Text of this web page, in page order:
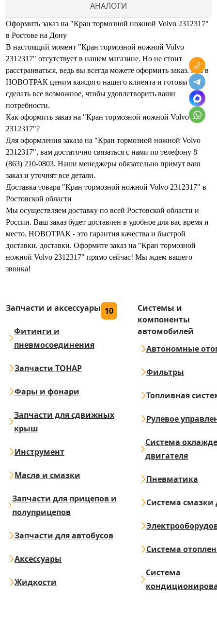
АНАЛОГИ
Оформить заказ на "Кран тормозной ножной Volvo 2312317"
в Ростове на Дону
В настоящий момент "Кран тормозной ножной Volvo
2312317" отсутствует в нашем магазине. Но не стоит
расстраиваться, ведь вы всегда можете оформить заказ. Мы в
НОВОТРАК ценим каждого нашего клиента и готовы
сделать все возможное, чтобы удовлетворить ваши
потребности.
Как оформить заказ на "Кран тормозной ножной Volvo
2312317"?
Для оформления заказа на "Кран тормозной ножной Volvo
2312317", вам достаточно связаться с нами по телефону 8
(863) 210-0803. Наши менеджеры обязательно примут ваш
заказ и уточнят все детали.
Доставка товара "Кран тормозной ножной Volvo 2312317" в
Ростовской области
Мы осуществляем доставку по всей Ростовской области и
России. Ваш заказ будет доставлен в удобное для вас время и
место. НОВОТРАК - это гарантия качества и быстрой
доставки. доставки. Оформите заказ на "Кран тормозной
ножной Volvo 2312317" прямо сейчас! Мы ждем вашего
звонка!
Запчасти и аксессуары 10
Фитинги и
пневмосоединения
Запчасти ТОНАР
Фары и фонари
Запчасти для сдвижных
крыш
Инструмент
Масла и смазки
Запчасти для прицепов и
полуприцепов
Запчасти для автобусов
Аксессуары
Жидкости
Системы и
компоненты
автомобилей
Автономные
Фильтры
Топливная
Рулевое
Система
двигателя
Пневматика
Система смазки
Система
Система